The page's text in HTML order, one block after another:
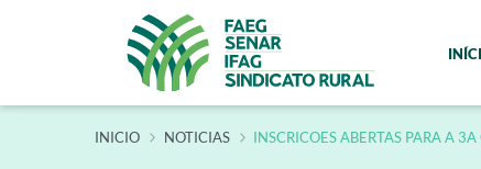
INÍCIO NOTICIAS INSCRICOES ABERTAS PARA A